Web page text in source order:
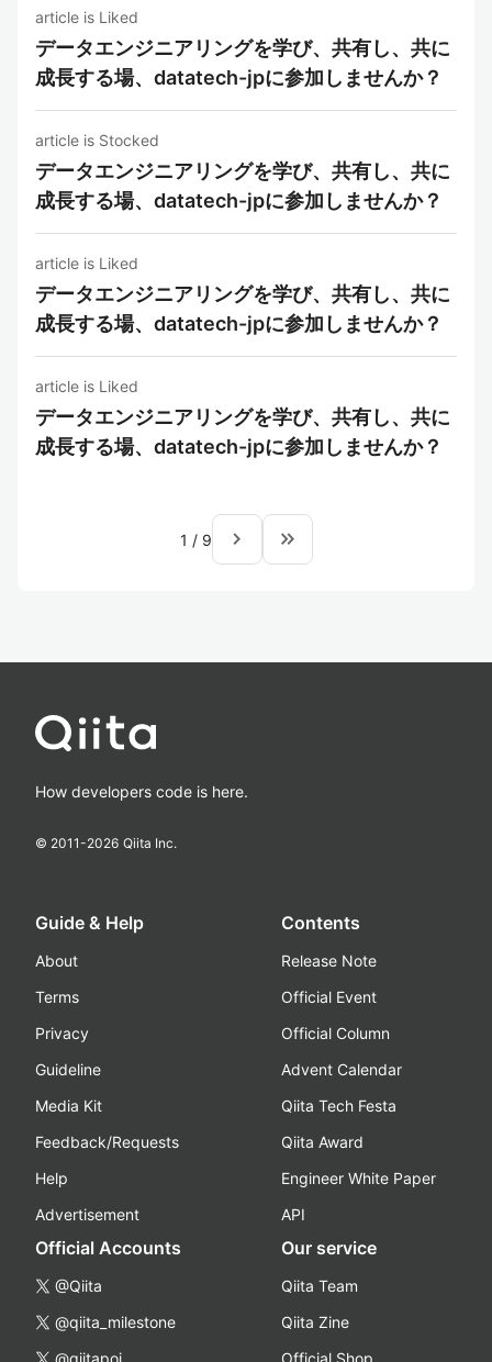
article is Liked
データエンジニアリングを学び、共有し、共に
成長する場、datatech-jpに参加しませんか？
article is Stocked
データエンジニアリングを学び、共有し、共に
成長する場、datatech-jpに参加しませんか？
article is Liked
データエンジニアリングを学び、共有し、共に
成長する場、datatech-jpに参加しませんか？
article is Liked
データエンジニアリングを学び、共有し、共に
成長する場、datatech-jpに参加しませんか？
1 / 9 navigate_next keyboard_double_arrow_right
How developers code is here.
© 2011-2026 Qiita Inc.
Guide & Help
About
Terms
Privacy
Guideline
Media Kit
Feedback/Requests
Help
Advertisement
Contents
Release Note
Official Event
Official Column
Advent Calendar
Qiita Tech Festa
Qiita Award
Engineer White Paper
API
Official Accounts
@Qiita
@qiita_milestone
@qiitapoi
Our service
Qiita Team
Qiita Zine
Official Shop